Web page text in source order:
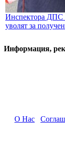
Инспектора ДПС
уволят за
Информация,
О Нас